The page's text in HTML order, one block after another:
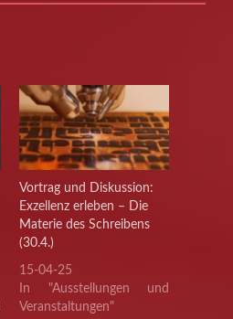
Vortrag und Diskussion:
Exzellenz erleben – Die
Materie des Schreibens
(30.4.)
15-04-25
In "Ausstellungen und
Veranstaltungen"